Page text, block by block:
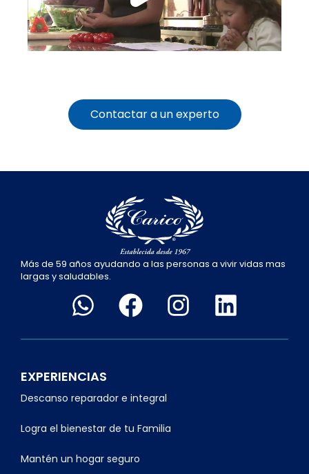
Contactar a un experto
Más de 59 años ayudando a las personas a vivir vidas mas
largas y saludables.
EXPERIENCIAS
Descanso reparador e integral
Logra el bienestar de tu Familia
Mantén un hogar seguro